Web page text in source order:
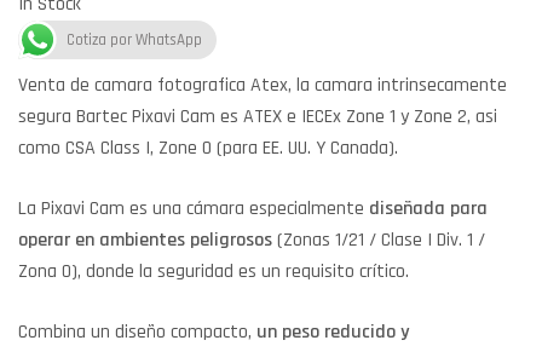
Cotiza por WhatsApp
Venta de camara fotografica Atex, la camara intrinsecamente
segura Bartec Pixavi Cam es ATEX e IECEx Zone 1 y Zone 2, asi
como CSA Class I, Zone 0 (para EE. UU. Y Canada).
La Pixavi Cam es una cámara especialmente diseñada para
operar en ambientes peligrosos(Zonas 1/21 / Clase I Div. 1 /
Zona 0), donde la seguridad es un requisito crítico.
Combina un diseño compacto, un peso reducido y